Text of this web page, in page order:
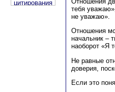
тебя
не уважаю».
Отношения
начальник –
наоборот «Я
Не равные
доверия,
Если это